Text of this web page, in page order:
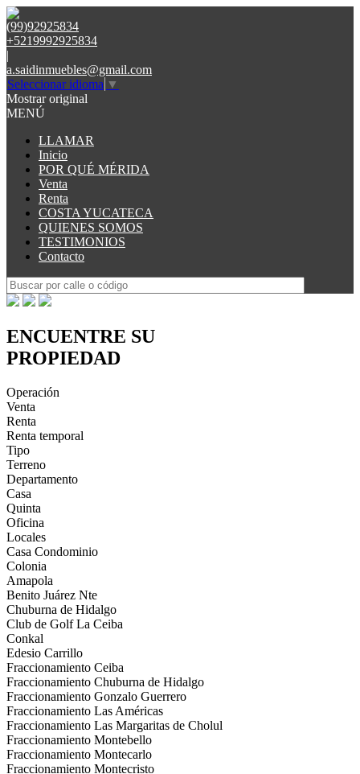
(99)92925834
+5219992925834
|
a.saidinmuebles@gmail.com
Seleccionar idioma ▼
Mostrar original
MENÚ
LLAMAR
Inicio
POR QUÉ MÉRIDA
Venta
Renta
COSTA YUCATECA
QUIENES SOMOS
TESTIMONIOS
Contacto
ENCUENTRE SU
PROPIEDAD
Operación
Venta
Renta
Renta temporal
Tipo
Terreno
Departamento
Casa
Quinta
Oficina
Locales
Casa Condominio
Colonia
Amapola
Benito Juárez Nte
Chuburna de Hidalgo
Club de Golf La Ceiba
Conkal
Edesio Carrillo
Fraccionamiento Ceiba
Fraccionamiento Chuburna de Hidalgo
Fraccionamiento Gonzalo Guerrero
Fraccionamiento Las Américas
Fraccionamiento Las Margaritas de Cholul
Fraccionamiento Montebello
Fraccionamiento Montecarlo
Fraccionamiento Montecristo